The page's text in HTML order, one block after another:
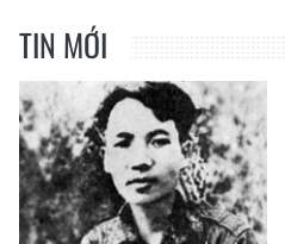
TIN MỚI